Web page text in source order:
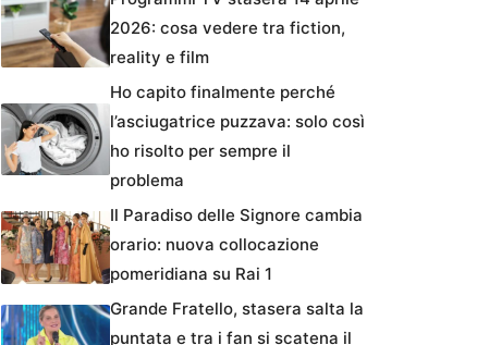
2026: cosa vedere tra fiction,
reality e film
Ho capito finalmente perché
l’asciugatrice puzzava: solo così
ho risolto per sempre il
problema
Il Paradiso delle Signore cambia
orario: nuova collocazione
pomeridiana su Rai 1
Grande Fratello, stasera salta la
puntata e tra i fan si scatena il